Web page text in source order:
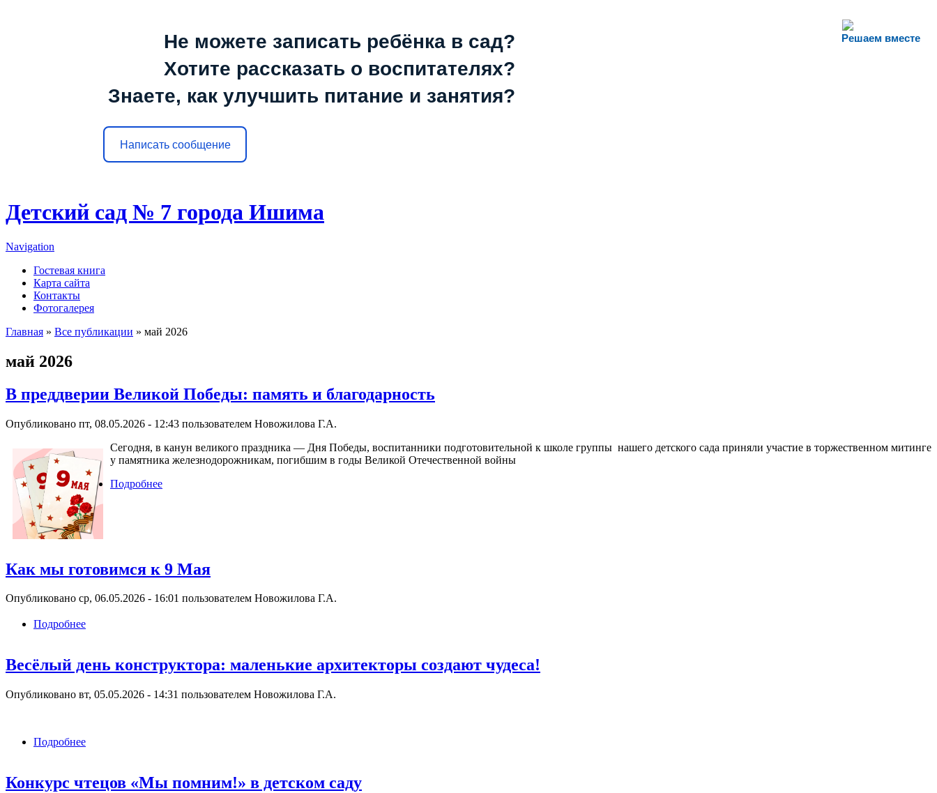
Решаем вместе
Не можете записать ребёнка в сад?
Хотите рассказать о воспитателях?
Знаете, как улучшить питание и занятия?
Написать сообщение
Детский сад № 7 города Ишима
Navigation
Гостевая книга
Карта сайта
Контакты
Фотогалерея
Главная » Все публикации » май 2026
май 2026
В преддверии Великой Победы: память и благодарность
Опубликовано пт, 08.05.2026 - 12:43 пользователем Новожилова Г.А.
Сегодня, в канун великого праздника — Дня Победы, воспитанники подготовительной к школе группы нашего детского сада приняли участие в торжественном митинге
у памятника железнодорожникам, погибшим в годы Великой Отечественной войны
Подробнее
Как мы готовимся к 9 Мая
Опубликовано ср, 06.05.2026 - 16:01 пользователем Новожилова Г.А.
Подробнее
Весёлый день конструктора: маленькие архитекторы создают чудеса!
Опубликовано вт, 05.05.2026 - 14:31 пользователем Новожилова Г.А.
Подробнее
Конкурс чтецов «Мы помним!» в детском саду